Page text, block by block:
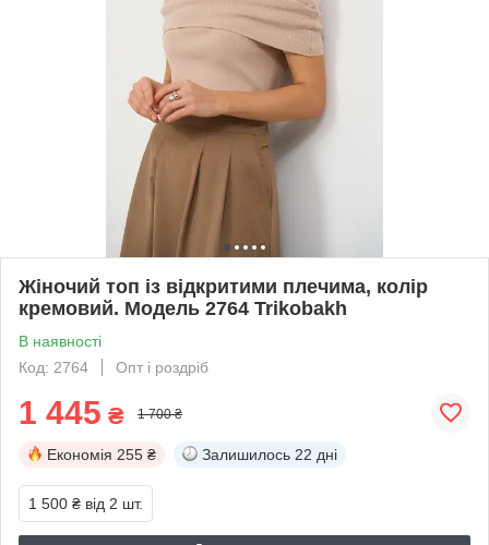
Жіночий топ із відкритими плечима, колір
кремовий. Модель 2764 Trikobakh
В наявності
Код: 2764
Опт і роздріб
1 445 ₴ 1 700 ₴
Економія 255 ₴ Залишилось 22 дні
1 500 ₴ від 2 шт.